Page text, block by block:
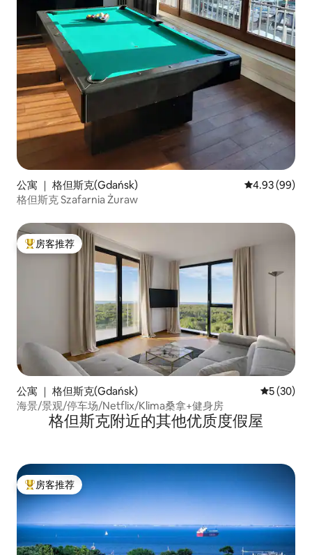
公寓 ｜ 格但斯克(Gdańsk) 平均评分 4.93
4.93 (99)
格但斯克 Szafarnia Żuraw
热门「房客推荐」
房客推荐
公寓 ｜ 格但斯克(Gdańsk) 平均评分
5 (30)
海景/景观/停车场/Netflix/Klima桑拿+健身房
格但斯克附近的其他优质度假屋
热门「房客推荐」
房客推荐